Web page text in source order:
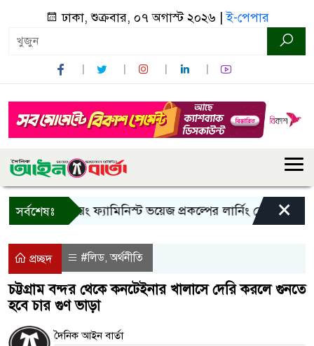
ঢাকা, শুক্রবার, ০৭ অগাস্ট ২০২৬ |ই-পেপার
সর্বশেষঃইয়ং ফ্যামিনিস্ট ভয়েজ প্রকল্পের লার্নিং শেয়ারিং ×
প্রচ্ছদ #লিড,অর্থনীতি
চট্টগ্রাম বন্দর থেকে কনটেইনার খালাসে দেরি করলে গুনতে
হবে চার গুণ ভাড়া
দৈনিক আইন বার্তা